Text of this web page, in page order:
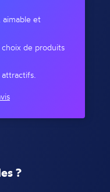
aimable et
de produits
?